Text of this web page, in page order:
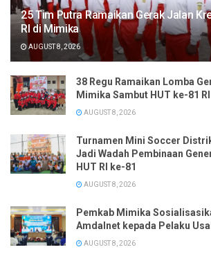
25 Tim Putra Ramaikan Gerak Jalan
RI di Mimika
AUGUST 8, 2026
38 Regu Ramaikan Lomba
Mimika Sambut HUT ke-81 RI
AUGUST 8, 2026
Turnamen Mini Soccer
Jadi Wadah Pembinaan
HUT RI ke-81
AUGUST 8, 2026
Pemkab Mimika
Amdalnet kepada Pelaku
AUGUST 8, 2026